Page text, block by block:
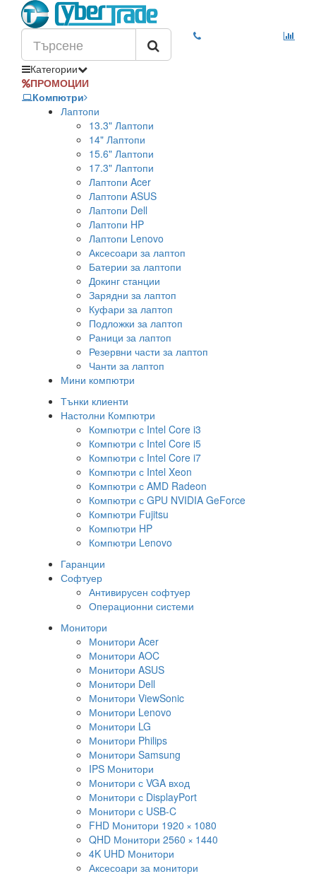
Категории
ПРОМОЦИИ
Компютри
Лаптопи
13.3" Лаптопи
14" Лаптопи
15.6" Лаптопи
17.3" Лаптопи
Лаптопи Acer
Лаптопи ASUS
Лаптопи Dell
Лаптопи HP
Лаптопи Lenovo
Аксесоари за лаптоп
Батерии за лаптопи
Докинг станции
Зарядни за лаптоп
Куфари за лаптоп
Подложки за лаптоп
Раници за лаптоп
Резервни части за лаптоп
Чанти за лаптоп
Мини компютри
Тънки клиенти
Настолни Компютри
Компютри с Intel Core i3
Компютри с Intel Core i5
Компютри с Intel Core i7
Компютри с Intel Xeon
Компютри с AMD Radeon
Компютри с GPU NVIDIA GeForce
Компютри Fujitsu
Компютри HP
Компютри Lenovo
Гаранции
Софтуер
Антивирусен софтуер
Операционни системи
Монитори
Монитори Acer
Монитори AOC
Монитори ASUS
Монитори Dell
Монитори ViewSonic
Монитори Lenovo
Монитори LG
Монитори Philips
Монитори Samsung
IPS Монитори
Монитори с VGA вход
Монитори с DisplayPort
Монитори с USB-C
FHD Монитори 1920 × 1080
QHD Монитори 2560 × 1440
4K UHD Монитори
Аксесоари за монитори